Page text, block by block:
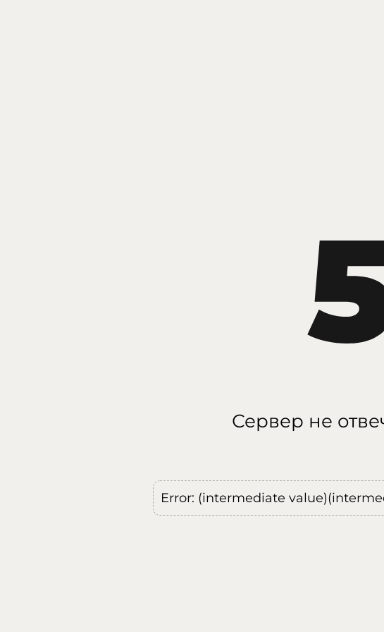
Сервер не
Error: (intermediate